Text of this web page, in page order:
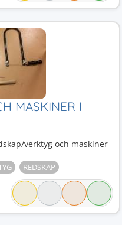
MASKINER I
verktyg och maskiner
REDSKAP